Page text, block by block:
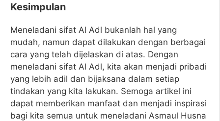
Kesimpulan
Meneladani sifat Al Adl bukanlah hal yang
mudah, namun dapat dilakukan dengan berbagai
cara yang telah dijelaskan di atas. Dengan
meneladani sifat Al Adl, kita akan menjadi pribadi
yang lebih adil dan bijaksana dalam setiap
tindakan yang kita lakukan. Semoga artikel ini
dapat memberikan manfaat dan menjadi inspirasi
bagi kita semua untuk meneladani Asmaul Husna